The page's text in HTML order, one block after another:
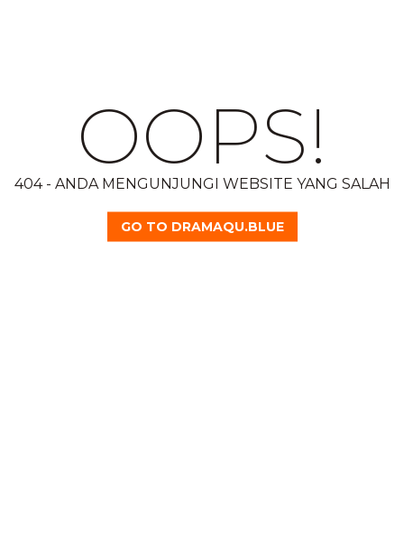
OOPS!
404 - ANDA MENGUNJUNGI WEBSITE YANG SALAH
GO TO DRAMAQU.BLUE